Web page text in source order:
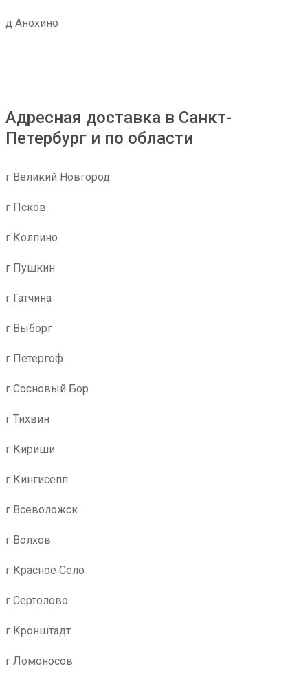
д Анохино
Адресная доставка в Санкт-
Петербург и по области
г Великий Новгород
г Псков
г Колпино
г Пушкин
г Гатчина
г Выборг
г Петергоф
г Сосновый Бор
г Тихвин
г Кириши
г Кингисепп
г Всеволожск
г Волхов
г Красное Село
г Сертолово
г Кронштадт
г Ломоносов